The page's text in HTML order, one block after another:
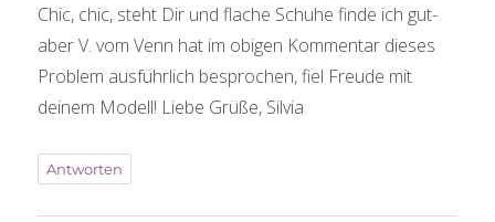
Chic, chic, steht Dir und flache Schuhe finde ich gut-
aber V. vom Venn hat im obigen Kommentar dieses
Problem ausführlich besprochen, fiel Freude mit
deinem Modell! Liebe Grüße, Silvia
Antworten